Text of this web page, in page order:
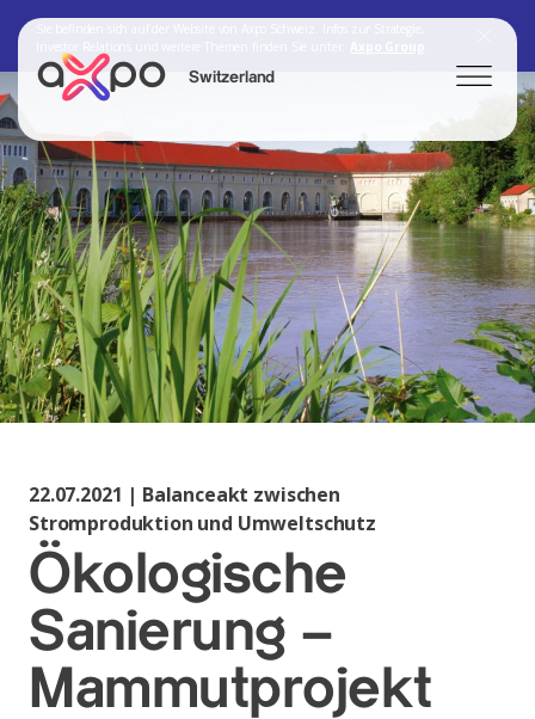
Switzerland
Search
Axpo Group
22.07.2021 | Balanceakt zwischen
Stromproduktion und Umweltschutz
Ökologische
Sanierung –
Mammutprojekt